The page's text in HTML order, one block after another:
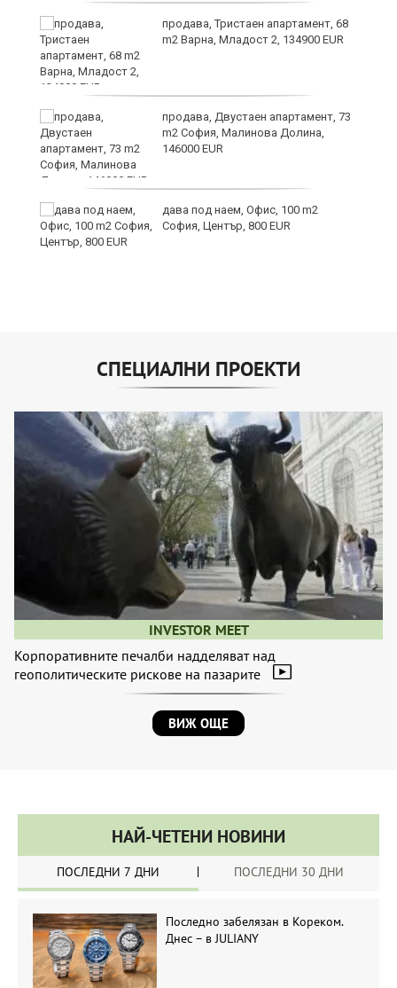
продава, Тристаен апартамент, 68
m2 Варна, Младост 2, 134900 EUR
продава, Двустаен апартамент, 73
m2 София, Малинова Долина,
146000 EUR
дава под наем, Офис, 100 m2
София, Център, 800 EUR
СПЕЦИАЛНИ ПРОЕКТИ
INVESTOR MEET
Корпоративните печалби надделяват над
геополитическите рискове на пазарите
ВИЖ ОЩЕ
НАЙ-ЧЕТЕНИ НОВИНИ
ПОСЛЕДНИ 7 ДНИ ПОСЛЕДНИ 30 ДНИ
Последно забелязан в Кореком.
Днес – в JULIANY